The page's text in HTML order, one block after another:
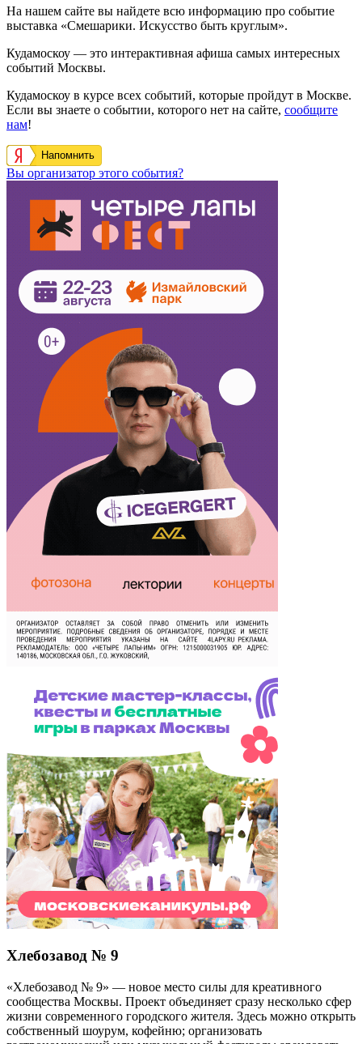
На нашем сайте вы найдете всю информацию про событие
выставка «Смешарики. Искусство быть круглым».
Кудамоскоу — это интерактивная афиша самых интересных
событий Москвы.
Кудамоскоу в курсе всех событий, которые пройдут в Москве.
Если вы знаете о событии, которого нет на сайте, сообщите
нам!
Напомнить
Вы организатор этого события?
Хлебозавод № 9
«Хлебозавод № 9» — новое место силы для креативного
сообщества Москвы. Проект объединяет сразу несколько сфер
жизни современного городского жителя. Здесь можно открыть
собственный шоурум, кофейню; организовать